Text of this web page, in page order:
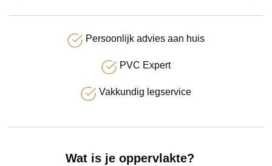
Persoonlijk advies aan huis
PVC Expert
Vakkundig legservice
Wat is je oppervlakte?